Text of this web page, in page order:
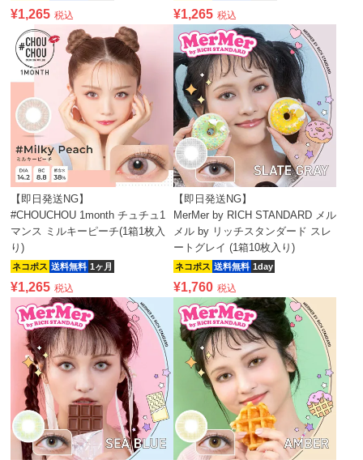
¥1,265 税込 ¥1,265 税込
【即日発送NG】
#CHOUCHOU 1month チュチュ1
マンス ミルキーピーチ(1箱1枚入
り)
ネコポス 送料無料 1ヶ月
¥1,265 税込
【即日発送NG】
MerMer by RICH STANDARD メル
メル by リッチスタンダード スレ
ートグレイ (1箱10枚入り)
ネコポス 送料無料 1day
¥1,760 税込